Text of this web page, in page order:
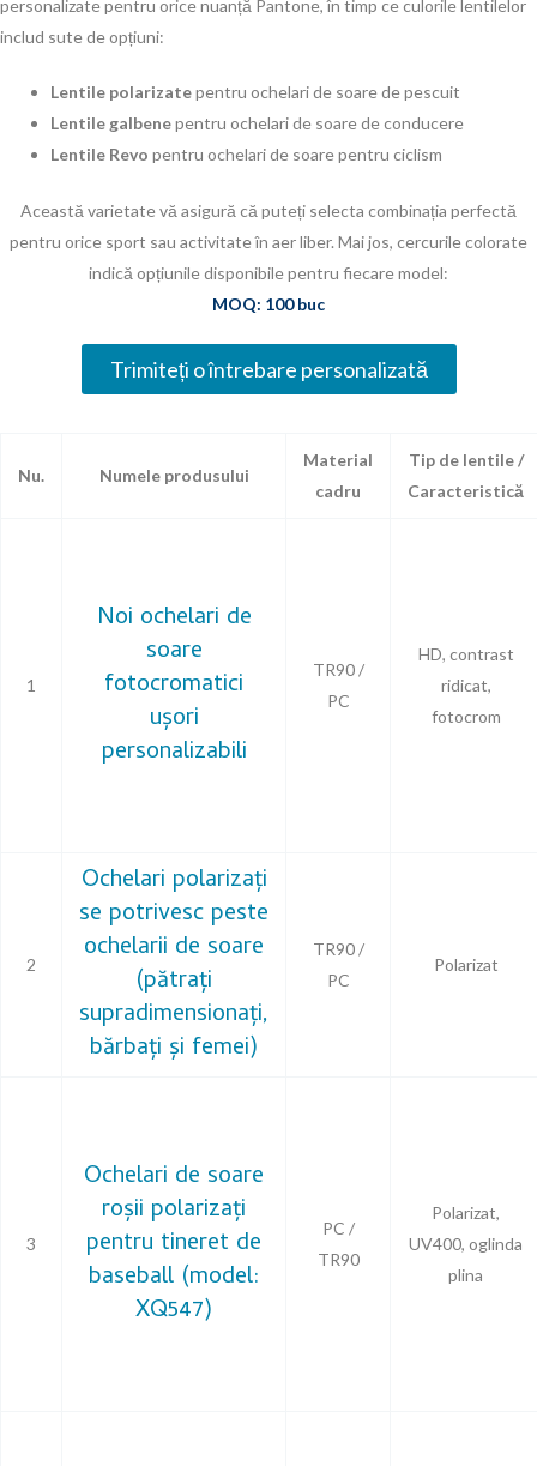
personalizate pentru orice nuanță Pantone, în timp ce culorile lentilelor
includ sute de opțiuni:
Lentile polarizatepentru ochelari de soare de pescuit
Lentile galbenepentru ochelari de soare de conducere
Lentile Revo pentru ochelari de soare pentru ciclism
Această varietate vă asigură că puteți selecta combinația perfectă
pentru orice sport sau activitate în aer liber. Mai jos, cercurile colorate
indică opțiunile disponibile pentru fiecare model:
MOQ: 100 buc
Trimiteți o întrebare personalizată
Nu. Numele produsului
Material
cadru
Tip de lentile /
Caracteristică
1
Noi ochelari de
soare
fotocromatici
ușori
personalizabili
TR90 /
PC
HD, contrast
ridicat,
fotocrom
2
Ochelari polarizați
se potrivesc peste
ochelarii de soare
(pătrați
supradimensionați,
bărbați și femei)
TR90 /
PC
Polarizat
3
Ochelari de soare
roșii polarizați
pentru tineret de
baseball (model:
XQ547)
PC /
TR90
Polarizat,
UV400, oglinda
plina